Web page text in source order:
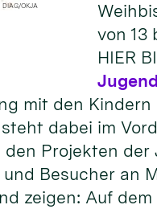
OKJA
von 13
HIER
mit den
dabei im
Projekten
Besucher an
zeigen: Auf